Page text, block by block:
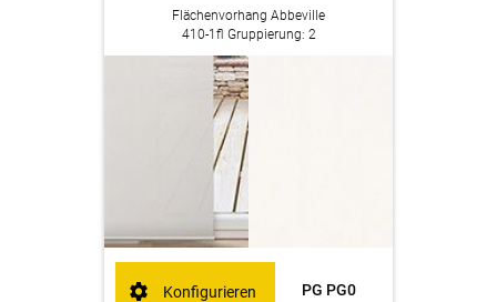
Flächenvorhang Abbeville
410-1fl Gruppierung: 2
PG PG0
Konfigurieren